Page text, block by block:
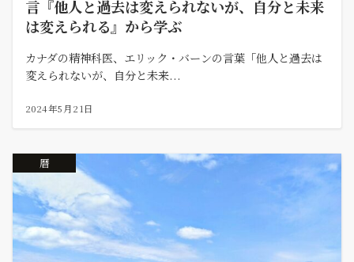
言『他人と過去は変えられないが、自分と未来
は変えられる』から学ぶ
カナダの精神科医、エリック・バーンの言葉「他人と過去は
変えられないが、自分と未来...
2024年5月21日
暦